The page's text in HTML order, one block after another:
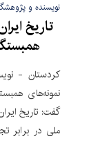
نویسنده و
تاریخ
کردستان -
نمونه‌های
گفت: تاریخ
ملی در برابر